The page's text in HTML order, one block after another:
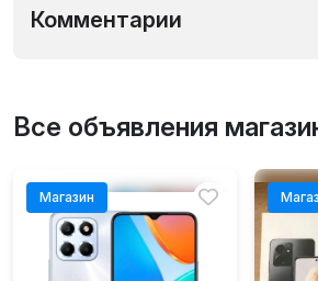
Комментарии
Все объявления
Магазин